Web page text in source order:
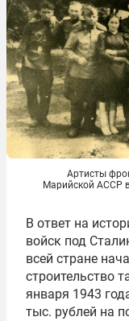
Артисты
Марийской АССР в
В ответ на
войск под
всей стране
строительство
января 1943
тыс. рублей на